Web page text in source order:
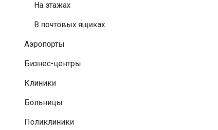
На этажах
В почтовых ящиках
Аэропорты
Бизнес-центры
Клиники
Больницы
Поликлиники